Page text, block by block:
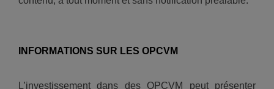
INFORMATIONS SUR LES OPCVM
L’investissement dans des OPCVM peut présenter